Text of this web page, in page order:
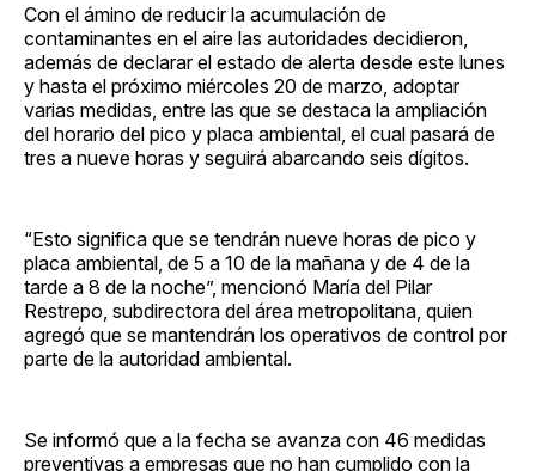
Con el ámino de reducir la acumulación de
contaminantes en el aire las autoridades decidieron,
además de declarar el estado de alerta desde este lunes
y hasta el próximo miércoles 20 de marzo, adoptar
varias medidas, entre las que se destaca la ampliación
del horario del pico y placa ambiental, el cual pasará de
tres a nueve horas y seguirá abarcando seis dígitos.
“Esto significa que se tendrán nueve horas de pico y
placa ambiental, de 5 a 10 de la mañana y de 4 de la
tarde a 8 de la noche”, mencionó María del Pilar
Restrepo, subdirectora del área metropolitana, quien
agregó que se mantendrán los operativos de control por
parte de la autoridad ambiental.
Se informó que a la fecha se avanza con 46 medidas
preventivas a empresas que no han cumplido con la